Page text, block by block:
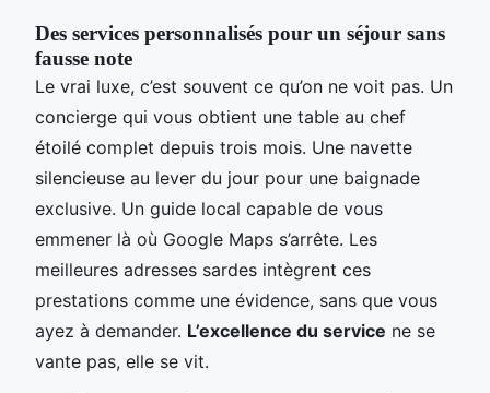
Des services personnalisés pour un séjour sans
fausse note
Le vrai luxe, c’est souvent ce qu’on ne voit pas. Un
concierge qui vous obtient une table au chef
étoilé complet depuis trois mois. Une navette
silencieuse au lever du jour pour une baignade
exclusive. Un guide local capable de vous
emmener là où Google Maps s’arrête. Les
meilleures adresses sardes intègrent ces
prestations comme une évidence, sans que vous
ayez à demander. L’excellence du service ne se
vante pas, elle se vit.